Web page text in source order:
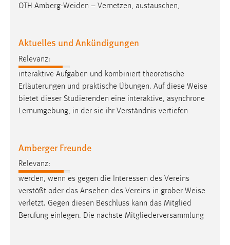
OTH Amberg-Weiden – Vernetzen, austauschen,
Aktuelles und Ankündigungen
Relevanz:
interaktive Aufgaben und kombiniert theoretische
Erläuterungen und praktische Übungen. Auf diese Weise
bietet dieser Studierenden eine interaktive, asynchrone
Lernumgebung, in der sie ihr Verständnis vertiefen
Amberger Freunde
Relevanz:
werden, wenn es gegen die Interessen des Vereins
verstößt oder das Ansehen des Vereins in grober Weise
verletzt. Gegen diesen Beschluss kann das Mitglied
Berufung einlegen. Die nächste Mitgliederversammlung
Zweck:
30 Tage
Chat
Name:
MibewSessionID, MIBEW_UserID, mibew_locale, mibew-
Wird benötigt um die Chatfunktion nutzen zu können.
Cookie Laufzeit:
MibewSessionID, mibew-chat-frame-style-
5e9dbeb1811c0446 = Sitzungslaufzeit, mibew_locale = 3
Jahre, MIBEW_UserID = 1 Jahr